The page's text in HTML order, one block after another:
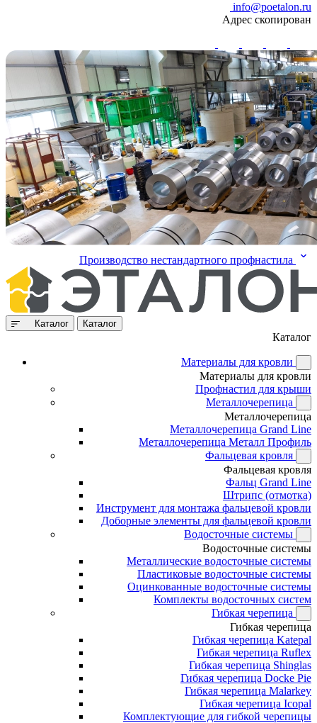
info@poetalon.ru
Адрес скопирован
Производство нестандартного профнастила
Каталог Каталог
Каталог
Материалы для кровли
Материалы для кровли
Профнастил для крыши
Металлочерепица
Металлочерепица
Металлочерепица Grand Line
Металлочерепица Металл Профиль
Фальцевая кровля
Фальцевая кровля
Фальц Grand Line
Штрипс (отмотка)
Инструмент для монтажа фальцевой кровли
Доборные элементы для фальцевой кровли
Водосточные системы
Водосточные системы
Металлические водосточные системы
Пластиковые водосточные системы
Оцинкованные водосточные системы
Комплекты водосточных систем
Гибкая черепица
Гибкая черепица
Гибкая черепица Katepal
Гибкая черепица Ruflex
Гибкая черепица Shinglas
Гибкая черепица Docke Pie
Гибкая черепица Malarkey
Гибкая черепица Icopal
Комплектующие для гибкой черепицы